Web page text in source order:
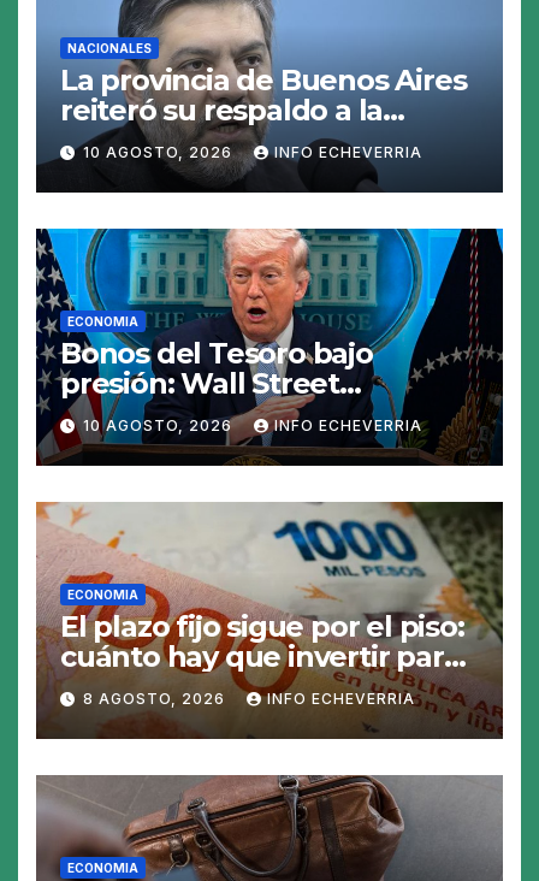
NACIONALES
La provincia de Buenos Aires
reiteró su respaldo a la
reelección indefinida de
intendentes: «La limitación
no es constitucional»
10 AGOSTO, 2026 INFO ECHEVERRIA
ECONOMIA
Bonos del Tesoro bajo
presión: Wall Street
preocupado por los
movimientos de Scott
Bessent
10 AGOSTO, 2026 INFO ECHEVERRIA
ECONOMIA
El plazo fijo sigue por el piso:
cuánto hay que invertir para
generar $50.000 en 30 días
8 AGOSTO, 2026 INFO ECHEVERRIA
ECONOMIA